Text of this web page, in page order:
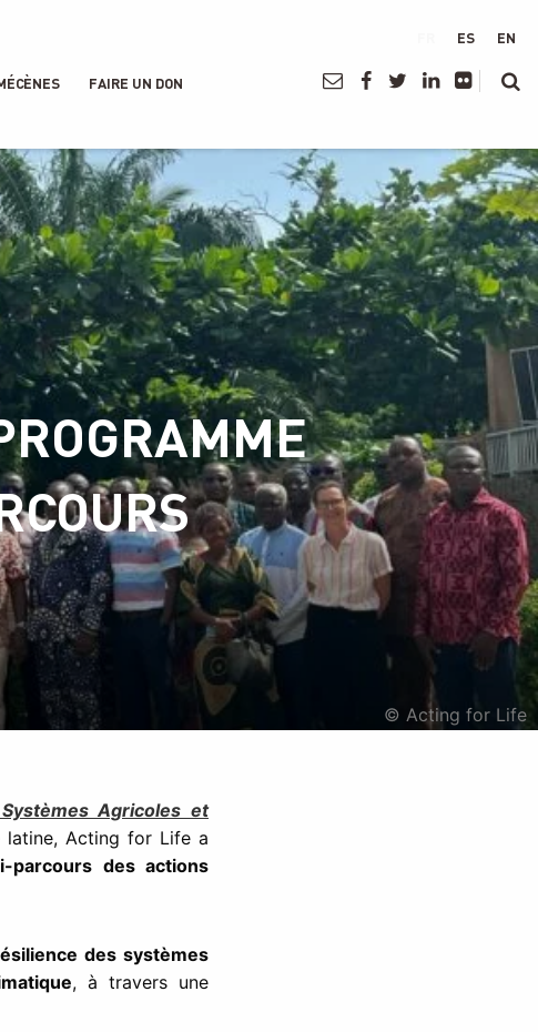
FAIRE UN DON
ES EN
© Acting for Life
Agricoles et
latine, Acting for Life a
parcours des actions
des systèmes
, à travers une